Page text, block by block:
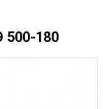
500-180